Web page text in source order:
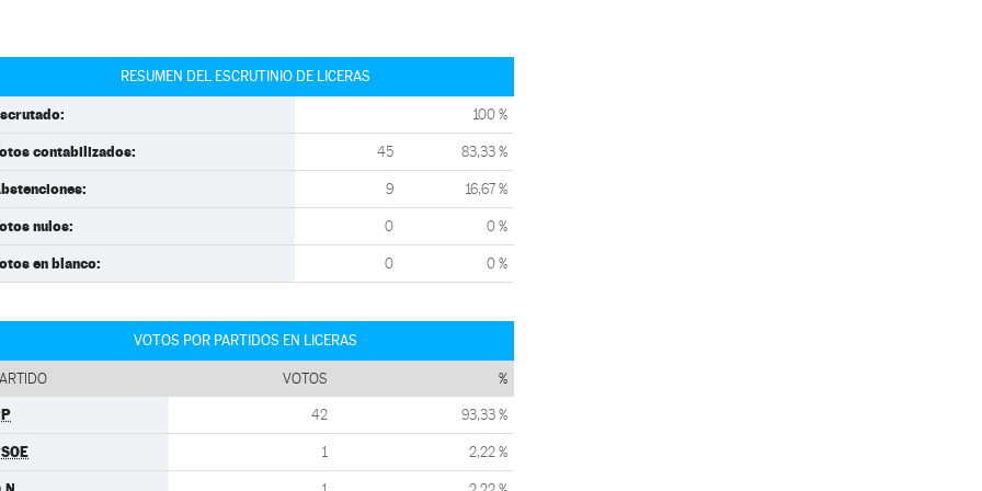
RESUMEN DEL ESCRUTINIO DE LICERAS
100 %
contabilizados: 45 83,33 %
9 16,67 %
nulos: 0 0 %
en blanco: 0 0 %
VOTOS POR PARTIDOS EN LICERAS
VOTOS %
42 93,33 %
1 2,22 %